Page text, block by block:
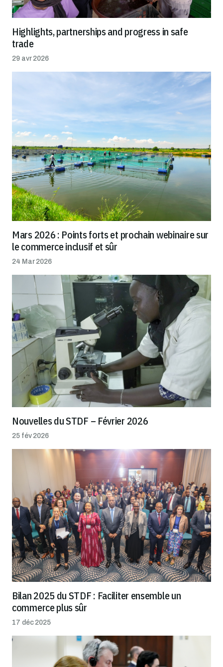
Highlights, partnerships and progress in safe
trade
29 avr 2026
Mars 2026 : Points forts et prochain webinaire sur
le commerce inclusif et sûr
24 Mar 2026
Nouvelles du STDF – Février 2026
25 fév 2026
Bilan 2025 du STDF : Faciliter ensemble un
commerce plus sûr
17 déc 2025